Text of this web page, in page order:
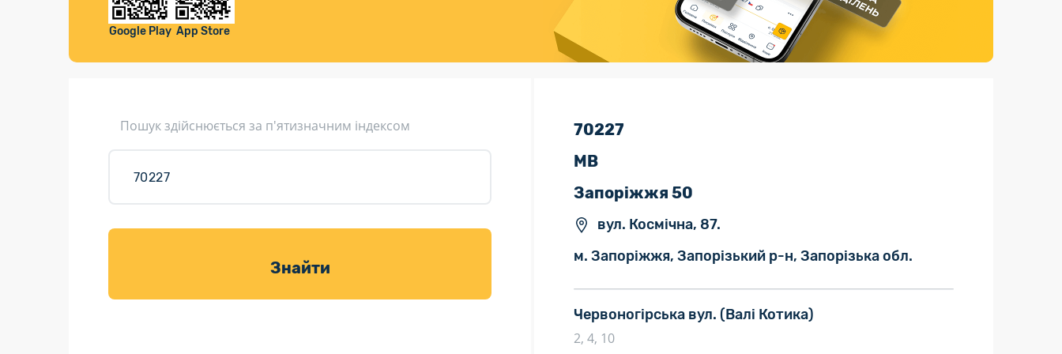
Листи та листівки
Доставка товарів для саду
Валютно-обмінні операції
Страхові послуги
Каталог «Укрпошта Маркет»
Google Play App Store
Пошук здійснюється за п'ятизначним індексом
Знайти
70227
МВ
Запоріжжя 50
вул. Космічна, 87.
м. Запоріжжя, Запорізький р-н, Запорізька обл.
Червоногірська вул. (Валі Котика)
2, 4, 10